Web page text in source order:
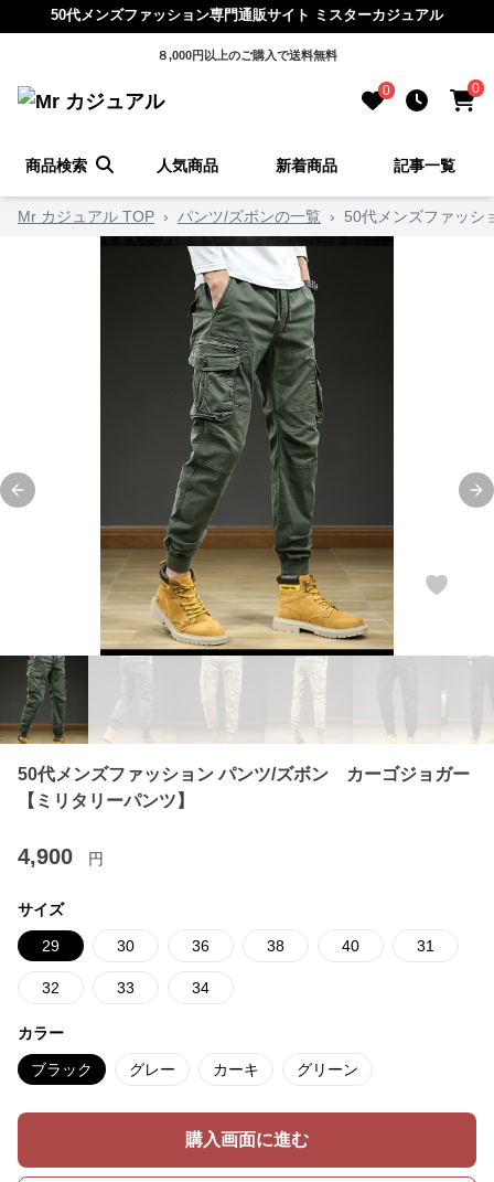
50代メンズファッション専門通販サイト ミスターカジュアル
８,000円以上のご購入で送料無料
0 0
商品検索 人気商品 新着商品 記事一覧
Mr カジュアル TOP › パンツ/ズボンの一覧 › 50代メンズファッ
Previous slide
50代メンズファッション パンツ/ズボン カーゴジョガー
【ミリタリーパンツ】
4,900 円
サイズ
29 30 36 38 40 31
32 33 34
カラー
ブラック グレー カーキ グリーン
購入画面に進む